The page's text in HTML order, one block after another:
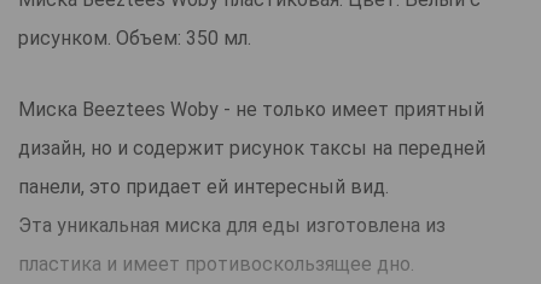
рисунком. Объем: 350 мл.
Миска Beeztees Woby - не только имеет приятный
дизайн, но и содержит рисунок таксы на передней
панели, это придает ей интересный вид.
Эта уникальная миска для еды изготовлена из
пластика и имеет противоскользящее дно.